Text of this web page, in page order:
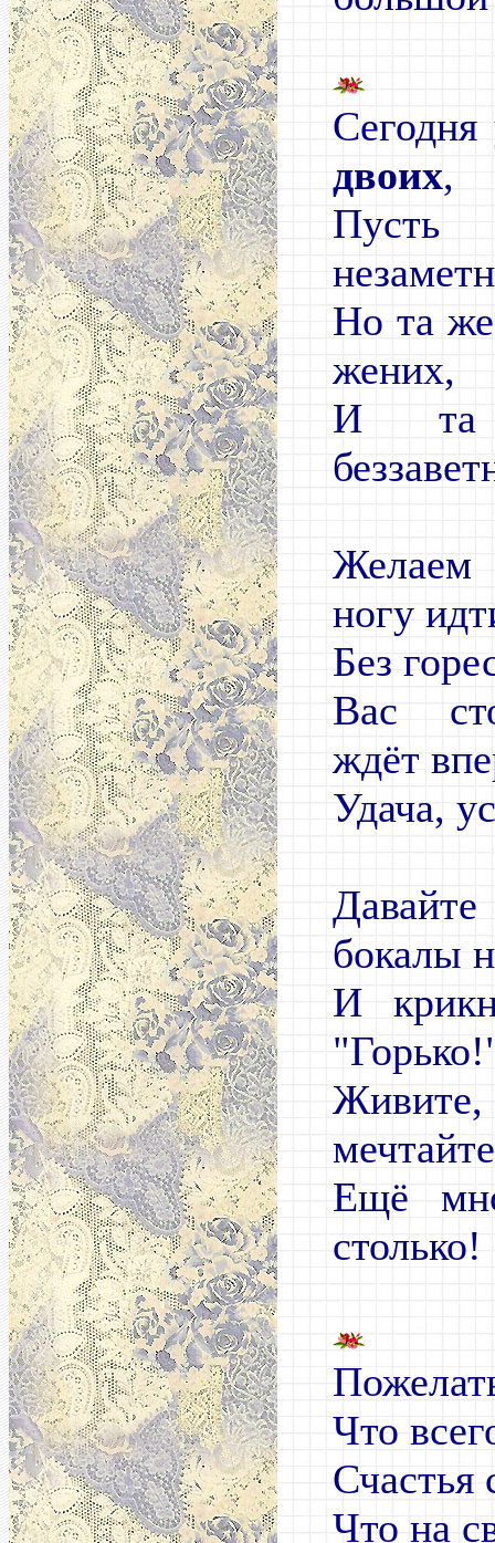
двоих,
Пусть
Но та
жених,
И та
Желаем
ногу
Без
Вас
ждёт
Удача,
бокалы
И
Ещё
столько!
Что
Счастья
Что на